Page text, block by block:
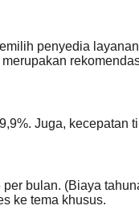
penyedia
Juga, kecepatan
bulan. (Biaya
ke tema khusus.